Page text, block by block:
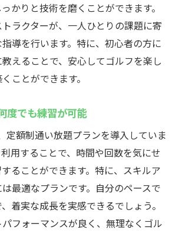
かりと技術を磨くことができます。
ラクターが、一人ひとりの課題に寄
導を行います。特に、初心者の方に
えることで、安心してゴルフを楽し
ことができます。
度でも練習が可能
定額制通い放題プランを導入していま
用することで、時間や回数を気にせ
ることができます。特に、スキルア
最適なプランです。自分のペースで
着実な成長を実感できるでしょう。
フォーマンスが良く、無理なくゴル